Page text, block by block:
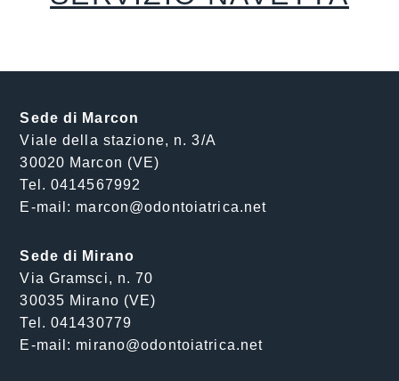
Sede di Marcon
Viale della stazione, n. 3/A
30020 Marcon (VE)
Tel. 0414567992
E-mail: marcon@odontoiatrica.net
Sede di Mirano
Via Gramsci, n. 70
30035 Mirano (VE)
Tel. 041430779
E-mail: mirano@odontoiatrica.net